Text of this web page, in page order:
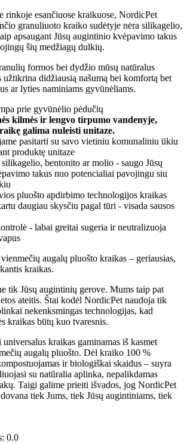
rinkoje esančiuose kraikuose, NordicPet
granuliuoto kraiko sudėtyje nėra silikagelio,
apsaugant Jūsų augintinio kvėpavimo takus
šių medžiagų dulkių.
formos bei dydžio mūsų natūralus
užtikrina didžiausią našumą bei komfortą bet
ar lyties naminiams gyvūnėliams.
prie gyvūnėlio pėdučių
kilmės ir lengvo tirpumo vandenyje,
galima nuleisti unitaze.
pasitarti su savo vietiniu komunaliniu ūkiu
produktę unitaze
silikagelio, bentonito ar molio - saugo Jūsų
takus nuo potencialiai pavojingu siu
pluošto apdirbimo technologijos kraikas
daugiau skysčiu pagal tūri - visada sausos
- labai greitai sugeria ir neutralizuoja
augalų pluošto kraikas – geriausias,
kraikas.
tik Jūsų augintinių gerove. Mums taip pat
ateitis. Štai kodėl NordicPet naudoja tik
nekenksmingas technologijas, kad
kraikas būtų kuo tvaresnis.
kraikas gaminamas iš kasmet
augalų pluošto. Dėl kraiko 100 %
ir biologiškai skaidus – suyra
su natūralia aplinka, nepalikdamas
Taigi galime prieiti išvados, jog NordicPet
tiek Jums, tiek Jūsų augintiniams, tiek
0.0